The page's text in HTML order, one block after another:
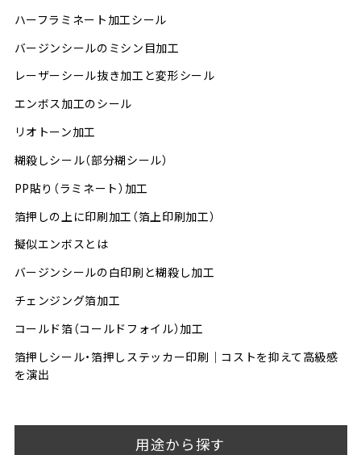
ハーフラミネート加工シール
バージンシールのミシン目加工
レーザーシール抜き加工と変形シール
エンボス加工のシール
リオトーン加工
糊殺しシール（部分糊シール）
PP貼り（ラミネート）加工
箔押しの上に印刷加工（箔上印刷加工）
擬似エンボスとは
バージンシールの白印刷と糊殺し加工
チェンジング箔加工
コールド箔（コールドフォイル）加工
箔押しシール・箔押しステッカー印刷│コストを抑えて高級感
を演出
用途から探す